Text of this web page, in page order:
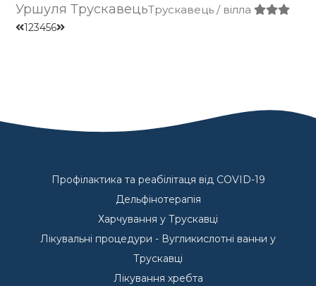
Уршуля ТрускавецьТрускавець / вілла
123456
Профілактика та реабілітаця від COVID-19
Дельфінотерапія
Харчування у Трускавці
Лікувальні процедури - Вугликислотні ванни у
Трускавці
Лікування хребта